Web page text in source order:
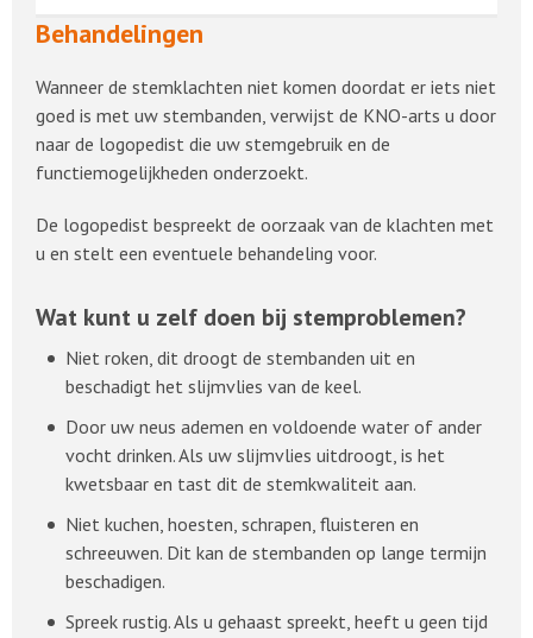
Behandelingen
Wanneer de stemklachten niet komen doordat er iets niet
goed is met uw stembanden, verwijst de KNO-arts u door
naar de logopedist die uw stemgebruik en de
functiemogelijkheden onderzoekt.
De logopedist bespreekt de oorzaak van de klachten met
u en stelt een eventuele behandeling voor.
Wat kunt u zelf doen bij stemproblemen?
Niet roken, dit droogt de stembanden uit en
beschadigt het slijmvlies van de keel.
Door uw neus ademen en voldoende water of ander
vocht drinken. Als uw slijmvlies uitdroogt, is het
kwetsbaar en tast dit de stemkwaliteit aan.
Niet kuchen, hoesten, schrapen, fluisteren en
schreeuwen. Dit kan de stembanden op lange termijn
beschadigen.
Spreek rustig. Als u gehaast spreekt, heeft u geen tijd